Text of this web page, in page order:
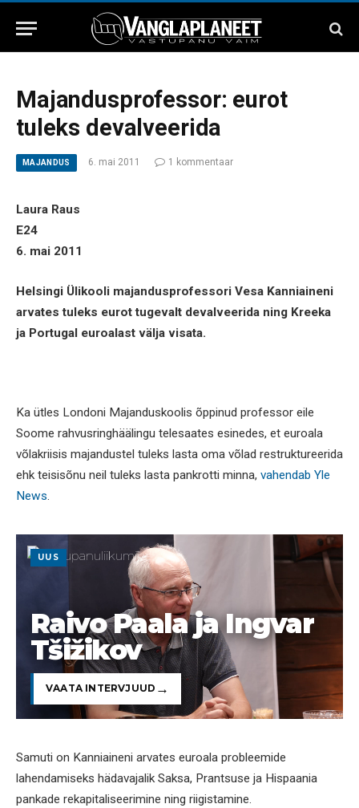
Majandusprofessor: eurot
tuleks devalveerida
MAJANDUS 6. mai 2011 1 kommentaar
Laura Raus
E24
6. mai 2011
Helsingi Ülikooli majandusprofessori Vesa Kanniaineni
arvates tuleks eurot tugevalt devalveerida ning Kreeka
ja Portugal euroalast välja visata.
Ka ütles Londoni Majanduskoolis õppinud professor eile
Soome rahvusringhäälingu telesaates esinedes, et euroala
võlakriisis majandustel tuleks lasta oma võlad restruktureerida
ehk teisisõnu neil tuleks lasta pankrotti minna, vahendab Yle
News.
UUS
Raivo Paala ja Ingvar
Tšižikov
VAATA INTERVJUUD
Samuti on Kanniaineni arvates euroala probleemide
lahendamiseks hädavajalik Saksa, Prantsuse ja Hispaania
pankade rekapitaliseerimine ning riigistamine.